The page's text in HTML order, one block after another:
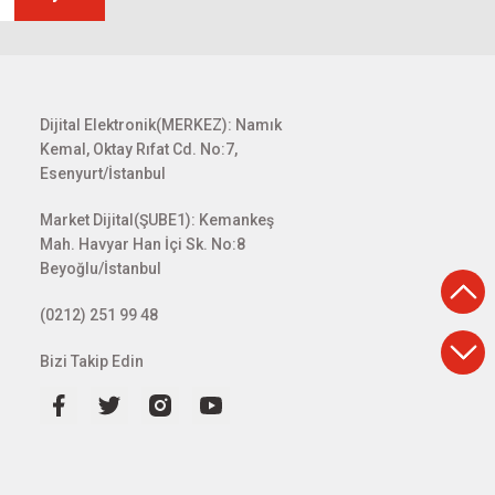
Dijital Elektronik(MERKEZ): Namık
Kemal, Oktay Rıfat Cd. No:7,
Esenyurt/İstanbul
Market Dijital(ŞUBE1): Kemankeş
Mah. Havyar Han İçi Sk. No:8
Beyoğlu/İstanbul
(0212) 251 99 48
Bizi Takip Edin